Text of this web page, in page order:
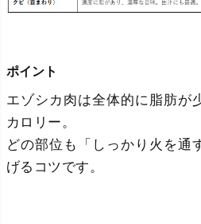
ポイント
エゾシカ肉は全体的に脂肪が
カロリー。
どの部位も「しっかり火を通
げるコツです。